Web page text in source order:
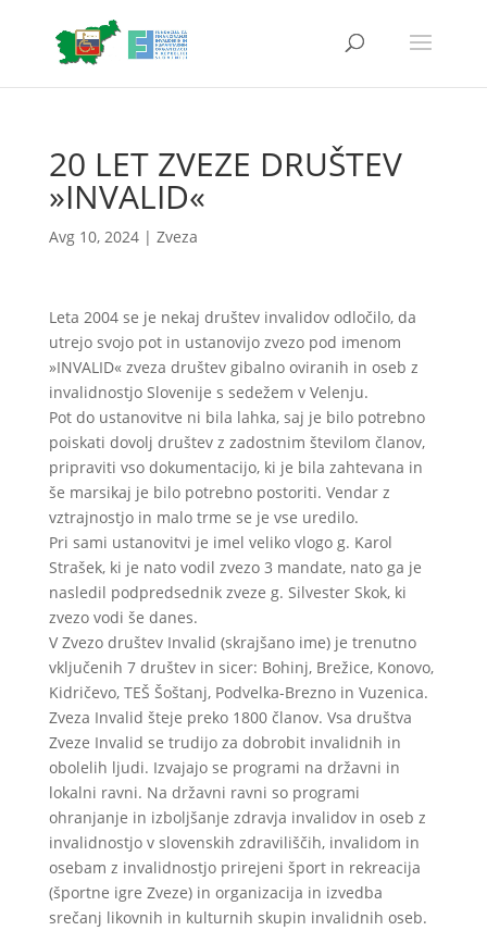
20 LET ZVEZE DRUŠTEV
»INVALID«
Avg 10, 2024| Zveza
Leta 2004 se je nekaj društev invalidov odločilo, da
utrejo svojo pot in ustanovijo zvezo pod imenom
»INVALID« zveza društev gibalno oviranih in oseb z
invalidnostjo Slovenije s sedežem v Velenju.
Pot do ustanovitve ni bila lahka, saj je bilo potrebno
poiskati dovolj društev z zadostnim številom članov,
pripraviti vso dokumentacijo, ki je bila zahtevana in
še marsikaj je bilo potrebno postoriti. Vendar z
vztrajnostjo in malo trme se je vse uredilo.
Pri sami ustanovitvi je imel veliko vlogo g. Karol
Strašek, ki je nato vodil zvezo 3 mandate, nato ga je
nasledil podpredsednik zveze g. Silvester Skok, ki
zvezo vodi še danes.
V Zvezo društev Invalid (skrajšano ime) je trenutno
vključenih 7 društev in sicer: Bohinj, Brežice, Konovo,
Kidričevo, TEŠ Šoštanj, Podvelka-Brezno in Vuzenica.
Zveza Invalid šteje preko 1800 članov. Vsa društva
Zveze Invalid se trudijo za dobrobit invalidnih in
obolelih ljudi. Izvajajo se programi na državni in
lokalni ravni. Na državni ravni so programi
ohranjanje in izboljšanje zdravja invalidov in oseb z
invalidnostjo v slovenskih zdraviliščih, invalidom in
osebam z invalidnostjo prirejeni šport in rekreacija
(športne igre Zveze) in organizacija in izvedba
srečanj likovnih in kulturnih skupin invalidnih oseb.